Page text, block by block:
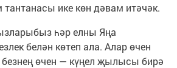
тантанасы ике көн дәвам итәчәк.
һәр елны Яңа
белән көтеп ала. Алар өчен
өчен — күңел җылысы бирә